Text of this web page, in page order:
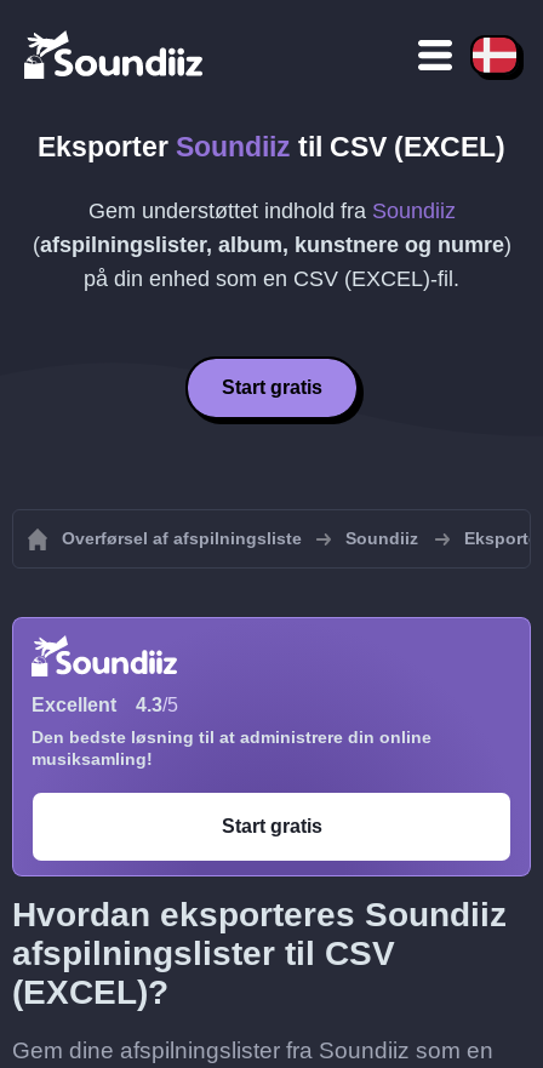
Eksporter Soundiiz til CSV (EXCEL)
Gem understøttet indhold fra Soundiiz
(afspilningslister, album, kunstnere og numre)
på din enhed som en CSV (EXCEL)-fil.
Start gratis
Overførsel af afspilningsliste Soundiiz
Excellent 4.3/5
Den bedste løsning til at administrere din online
musiksamling!
Start gratis
Hvordan eksporteres Soundiiz
afspilningslister til CSV
(EXCEL)?
Gem dine afspilningslister fra Soundiiz som en